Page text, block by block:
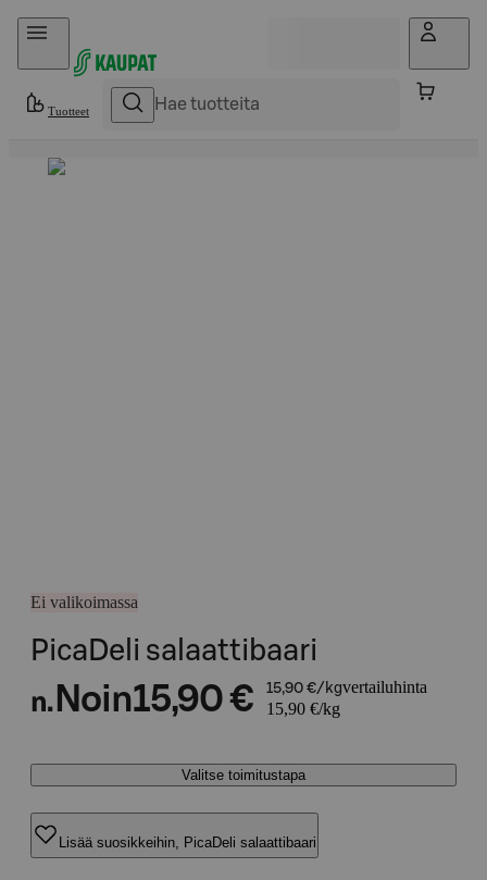
Hyppää sisältöön
Tuotteet
Ei valikoimassa
PicaDeli salaattibaari
n. Noin15,90 € 15,90 €/kgvertailuhinta
15,90 €/kg
Valitse toimitustapa
Lisää suosikkeihin, PicaDeli salaattibaari